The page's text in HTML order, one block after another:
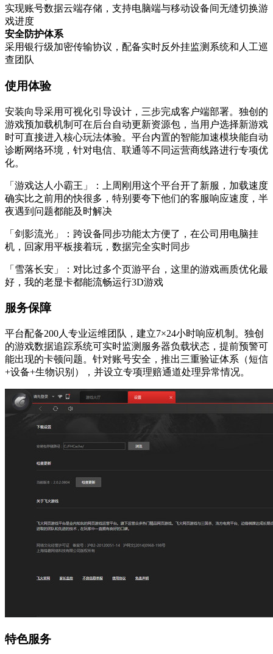
实现账号数据云端存储，支持电脑端与移动设备间无缝切换游
戏进度
安全防护体系
采用银行级加密传输协议，配备实时反外挂监测系统和人工巡
查团队
使用体验
安装向导采用可视化引导设计，三步完成客户端部署。独创的
游戏预加载机制可在后台自动更新资源包，当用户选择新游戏
时可直接进入核心玩法体验。平台内置的智能加速模块能自动
诊断网络环境，针对电信、联通等不同运营商线路进行专项优
化。
「游戏达人小霸王」：上周刚用这个平台开了新服，加载速度
确实比之前用的快很多，特别要夸下他们的客服响应速度，半
夜遇到问题都能及时解决
「剑影流光」：跨设备同步功能太方便了，在公司用电脑挂
机，回家用平板接着玩，数据完全实时同步
「雪落长安」：对比过多个页游平台，这里的游戏画质优化最
好，我的老显卡都能流畅运行3D游戏
服务保障
平台配备200人专业运维团队，建立7×24小时响应机制。独创
的游戏数据追踪系统可实时监测服务器负载状态，提前预警可
能出现的卡顿问题。针对账号安全，推出三重验证体系（短信
+设备+生物识别），并设立专项理赔通道处理异常情况。
特色服务